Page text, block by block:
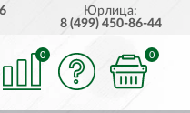
ПОЛНЫЙ
Юрлица:
8 (499) 450-86-44
0 0